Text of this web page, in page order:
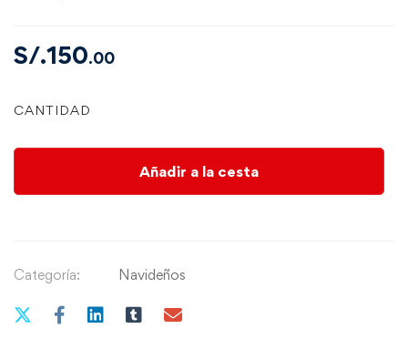
S/.150.00
CANTIDAD
Añadir a la cesta
Categoría: Navideños